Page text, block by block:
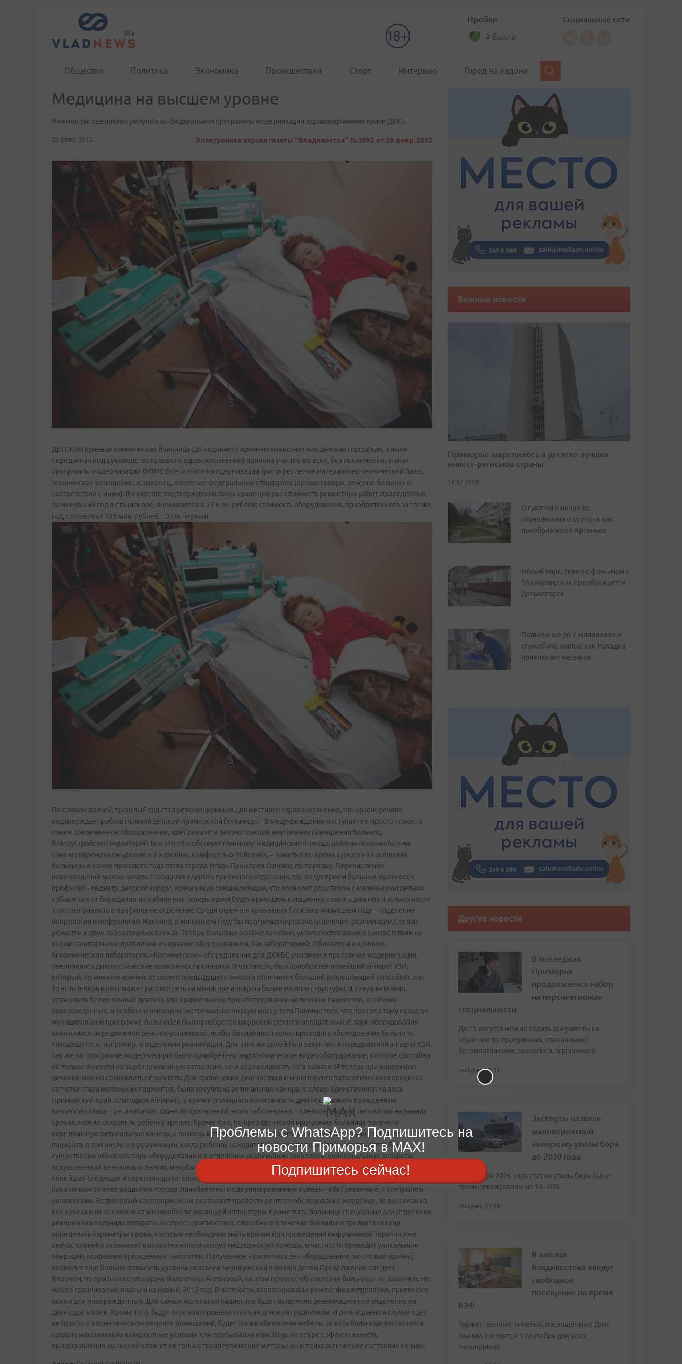
Пробки
2 балла
Социальные сети
Общество Политика Экономика Происшествия Спорт Интервью Город на ладони
Медицина на высшем уровне
Именно так оценивают результаты федеральной программы модернизации здравоохранения врачи ДККБ
28 февр. 2012 Электронная версия газеты "Владивосток" №3092 от 28 февр. 2012
ДЕТСКАЯ краевая клиническая больница (до недавнего времени известная как детская городская, а ныне
переданная под руководство краевого здравоохранения) приняла участие во всех, без исключения, этапах
программы модернизации ФОМС.Всего этапов модернизации три: укрепление материально-технической базы,
техническое оснащение, и, наконец, введение федеральных стандартов (проще говоря, лечение больных в
соответствии с ними). В качестве подтверждения лишь сухие цифры: стоимость ремонтных работ, проведенных
за минувший год в стационаре, оценивается в 22 млн. рублей; стоимость оборудования, приобретенного за тот же
год, составляет 149 млн. рублей…Этап первый
По словам врачей, прошлый год стал революционным для местного здравоохранения, что красноречиво
подтверждает работа главной детской приморской больницы.– В медучреждения поступает не просто новое, а
самое современное оборудование, идёт ремонт и реконструкция внутренних помещений больниц,
благоустройство территорий. Все это способствует главному: медицинская помощь должна оказываться на
самом современном уровне и в хороших, комфортных условиях, – заметил во время одного из посещений
больницы в конце прошлого года глава города Игорь Пушкарев.Однако, по порядку. Перечисление
нововведений можно начать с создания единого приёмного отделения, где ведут прием больных врачи всех
профилей - педиатр, детский хирург, врачи узких специализаций, что позволит родителям с маленькими детьми
избавиться от блуждания по кабинетам. Теперь врачи будут приходить к пациенту, ставить диагноз и только после
этого направлять в профильное отделение.Среди отремонтированных блоков в минувшем году – отделения
неврологии и нефрологии. Наконец, в минувшем году было отремонтировано отделение реанимации.Сделан
ремонт и в двух лабораторных блоках. Теперь больница оснащена новой, укомплектованной в соответствии со
всеми санитарными правилами и нормами оборудованием, баклабораторией. Обновлена и клинико-
биохимическая лаборатория.«Космическое» оборудование для ДККБС участием в программе модернизации,
увеличились диагностические возможности клиники. В частности, был приобретен новейший аппарат УЗИ,
который, по мнению врачей, от своего предыдущего аналога отличается большей разрешающей способностью.
То есть теперь врач сможет рассмотреть на мониторе аппарата более мелкие структуры, и, следовательно,
установить более точный диагноз, что крайне важно при обследовании маленьких пациентов, особенно
новорожденных, и особенно имеющих экстремально низкую массу тела.Помимо того, что два года тому назад по
муниципальной программе больницей был приобретен цифровой рентген-аппарат, нынче парк оборудования
пополнился передвижной рентген-установкой, чтобы беспрепятственно проводить обследование больного,
находящегося, например, в отделении реанимации. Для этих же целей был закуплен и передвижной аппарат УЗИ.
Так же по программе модернизации было приобретено эндоскопическое видеооборудование, которое способно
не только вывести на экран ту или иную патологию, но и зафиксировать ее в памяти. И теперь при коррекции
лечения можно сравнивать результаты.Для проведения диагностики и мониторинга патологического процесса
сетчатки глаза маленьких пациентов, была закуплена ретинальная камера, к слову, единственная на весь
Приморский край. Благодаря аппарату, у врачей появилась возможность диагностировать врожденную
патологию глаза – ретинопатию. Одно из проявлений этого заболевания – слепота. Выявив патологию на ранних
сроках, можно сохранить ребенку зрение. Кроме того, по президентской программе больница получила
передвижную ретинальную камеру, с помощь которой можно проводить исследование прямо у постели
пациента, в том числе и в реанимации, когда ребенок находится на жизнеподерживающих аппаратах.Был
существенно обновлен парк оборудования и в отделении реанимации: закуплены универсальные аппараты
искусственной вентиляции легких, инкубаторы различного типа. На вооружении у специалистов появилось
новейшая следящая и наркозно-дыхательная аппаратура.Для новорожденных, поступающих в стационар по
показаниям со всех роддомов города, приобретены модернизированные кувезы - обогреваемые, с контролем
увлажнения. Встроенный касетоприемник позволяет провести рентген-обследование младенца, не вынимая из
его кувеза и не отключая от жизнеобеспечивающей аппаратуры.Кроме того, больница специально для отделения
реанимации получила аппараты экспресс-диагностики, способные в течение буквально тридцати секунд
определить параметры крови, которые необходимо знать врачам при проведении инфузионной терапии.Уже
сейчас клиника оказывает высокотехнологическую медицинскую помощь, в частности проводит уникальные
операции, исправляя врожденные патологии. Полученное «космическое» оборудование, по словам врачей,
позволит еще больше повысить уровень оказания медицинской помощи детям.Продолжение следует…
Впрочем, по признанию главврача Валентины Антоновой, на этом процесс обновления больницы не закончен. Не
менее грандиозные планы и на новый, 2012 год. В частности, запланированы ремонт физиотделения, приемного
покоя для новорожденных. Для самых маленьких пациентов будет выделено реанимационное отделение на
двенадцать коек. Кроме того, будут отремонтированы спальни для мам грудничков. И речь в данном случае идет
не просто о косметическом ремонте помещений, будет также обновлена мебель. То есть больница постарается
создать максимально комфортные условия для пребывания мам. Ведь не секрет, эффективность
выздоровления малышей зависит не только терапевтические методы, но и психологическое состояние их мам.
Важные новости
Приморье закрепилось в десятке лучших
инвест-регионов страны
17.07.2026
От уютного двора до
горнолыжного курорта: как
преображается Арсеньев
Новый парк, сквер с фонтаном и
50 квартир: как преображается
Дальнегорск
Подъемные до 2 миллионов и
служебное жилье: как Находка
привлекает медиков
Другие новости
В колледжах
Приморья
продолжается набор
на перспективные
специальности
До 15 августа можно подать документы на
обучение по программам, связанным с
беспилотниками, экологией, агрономией
сегодня, 21:31
Эксперты назвали
маловероятной
заморозку утильсбора
до 2030 года
С 1 января 2026 года ставки утильсбора были
проиндексированы на 10–20%
сегодня, 21:28
В школах
Владивостока введут
свободное
посещение на время
ВЭФ
Торжественные линейки, посвящённые Дню
знаний, состоятся 1 сентября для всех
школьников
Проблемы с WhatsApp? Подпишитесь на
новости Приморья в MAX!
Подпишитесь сейчас!